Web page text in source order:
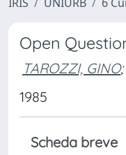
Open
TAROZZI, GINO;
1985
Scheda breve